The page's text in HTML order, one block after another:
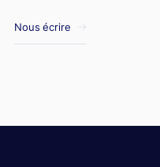
Nous écrire